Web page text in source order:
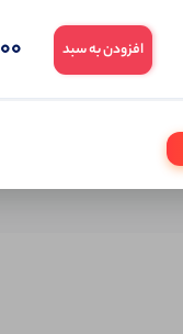
افزودن به سبد